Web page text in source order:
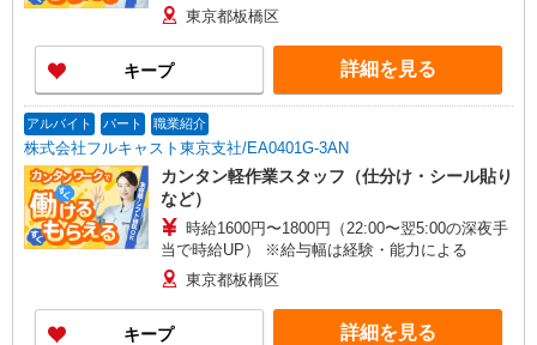
東京都板橋区
キープ 詳細を見る
アルバイト パート 職業紹介
株式会社フルキャスト東京支社/EA0401G-3AN
カンタン軽作業スタッフ（仕分け・シール貼り
など）
時給1600円〜1800円（22:00〜翌5:00の深夜手
当で時給UP） ※給与幅は経験・能力による
東京都板橋区
キープ 詳細を見る